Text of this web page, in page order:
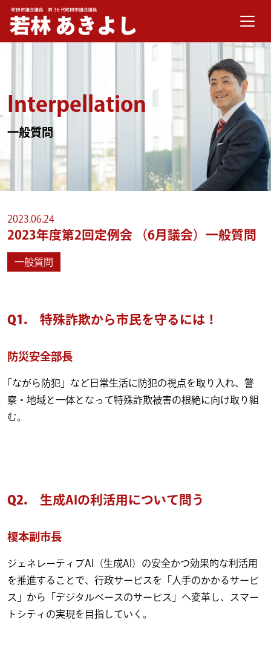
メインナビゲーション
Interpellation
一般質問
2023.06.24
2023年度第2回定例会 （6月議会）一般質問
一般質問
Q1. 特殊詐欺から市民を守るには！
防災安全部長
｢ながら防犯」など日常生活に防犯の視点を取り入れ、警
察・地域と一体となって特殊詐欺被害の根絶に向け取り組
む。
Q2. 生成AIの利活用について問う
榎本副市長
ジェネレーティブAI（生成AI）の安全かつ効果的な利活用
を推進することで、行政サービスを「人手のかかるサービ
ス」から「デジタルベースのサービス」へ変革し、スマー
トシティの実現を目指していく。